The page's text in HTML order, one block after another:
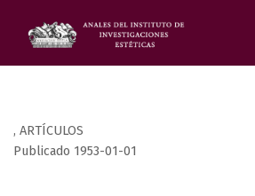
, ARTÍCULOS
Publicado 1953-01-01